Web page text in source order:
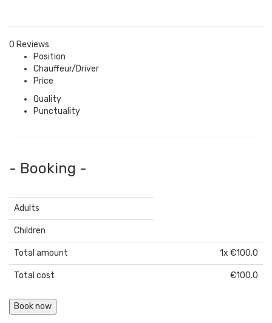
0 Reviews
Position
Chauffeur/Driver
Price
Quality
Punctuality
- Booking -
Adults
Children
Total amount 1x €100.0
Total cost €100.0
Book now